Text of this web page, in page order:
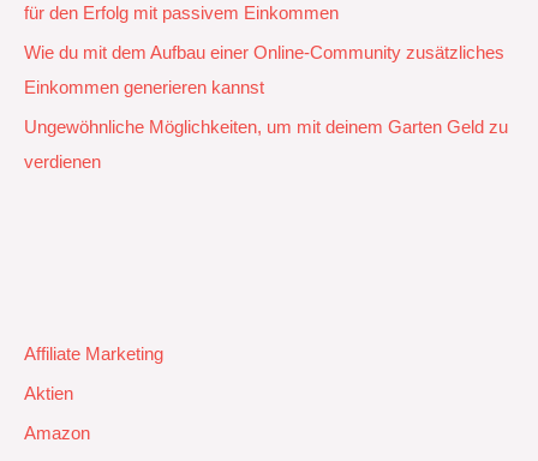
für den Erfolg mit passivem Einkommen
Wie du mit dem Aufbau einer Online-Community zusätzliches
Einkommen generieren kannst
Ungewöhnliche Möglichkeiten, um mit deinem Garten Geld zu
verdienen
Affiliate Marketing
Aktien
Amazon